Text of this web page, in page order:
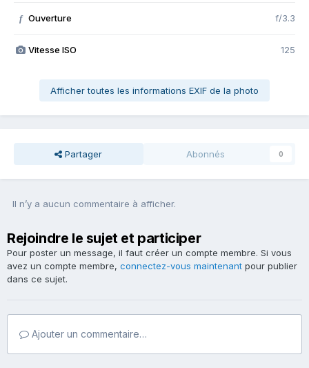
f Ouverture f/3.3
Vitesse ISO 125
Afficher toutes les informations EXIF de la photo
Partager Abonnés 0
Il n’y a aucun commentaire à afficher.
Rejoindre le sujet et participer
Pour poster un message, il faut créer un compte membre. Si vous
avez un compte membre, connectez-vous maintenant pour publier
dans ce sujet.
Ajouter un commentaire…